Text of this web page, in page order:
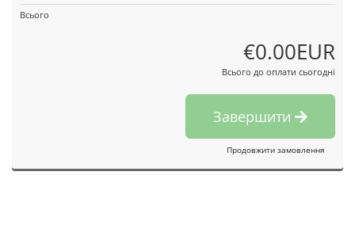
Всього
€0.00EUR
Всього до оплати сьогодні
Завершити
Продовжити замовлення